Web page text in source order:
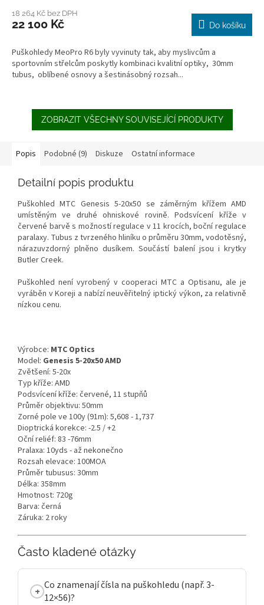
18 264 Kč bez DPH
22 100 Kč Do košíku
Puškohledy MeoPro R6 byly vyvinuty tak, aby myslivcům a
sportovním střelcům poskytly kombinaci kvalitní optiky, 30mm
tubus, oblíbené osnovy a šestinásobný rozsah...
ZOBRAZIT VŠECHNY SOUVISEJÍCÍ PRODUKTY
Popis Podobné (9) Diskuze Ostatní informace
Detailní popis produktu
Puškohled MTC Genesis 5-20x50 se záměrným křížem AMD
umístěným ve druhé ohniskové rovině. Podsvícení kříže v
červené barvě s možností regulace v 11 krocích, boční regulace
paralaxy. Tubus z tvrzeného hliníku o průměru 30mm, vodotěsný,
nárazuvzdorný plněno dusíkem. Součástí balení jsou i krytky
Butler Creek.
Puškohled není vyrobený v cooperaci MTC a Optisanu, ale je
vyráběn v Koreji a nabízí neuvěřitelný iptický výkon, za relativně
nízkou cenu.
Výrobce: MTC Optics
Model: Genesis 5-20x50 AMD
Zvětšení: 5-20x
Typ kříže: AMD
Podsvícení kříže: červené, 11 stupňů
Průměr objektivu: 50mm
Zorné pole ve 100y (91m): 5,608 - 1,737
Dioptrická korekce: -2.5 / +2
Oční reliéf: 83 -76mm
Pralaxa: 10yds - až nekonečno
Rozsah elevace: 100MOA
Průměr tubusus: 30mm
Délka: 358mm
Hmotnost: 720g
Barva: černá
Záruka: 2 roky
Často kladené otázky
Co znamenají čísla na puškohledu (např. 3-
12×56)?